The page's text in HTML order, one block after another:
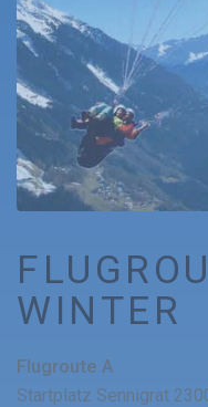
WINTER
Flugroute A
Startplatz Sennigrat